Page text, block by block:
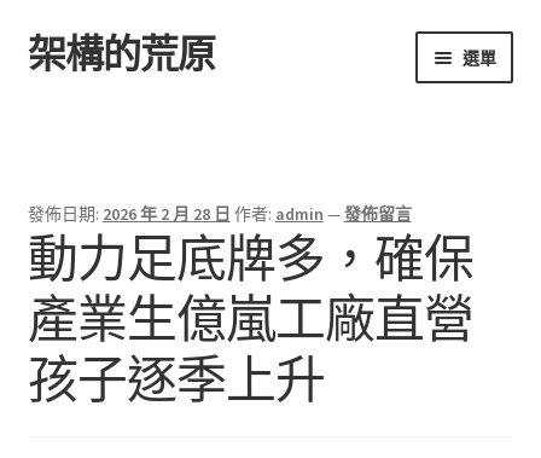
跳
至
跳
至
架構的荒原 選單
發佈日期: 2026 年 2 月 28 日 作者: admin —發佈留言
動力足底牌多，確保
產業生億嵐工廠直營
孩子逐季上升